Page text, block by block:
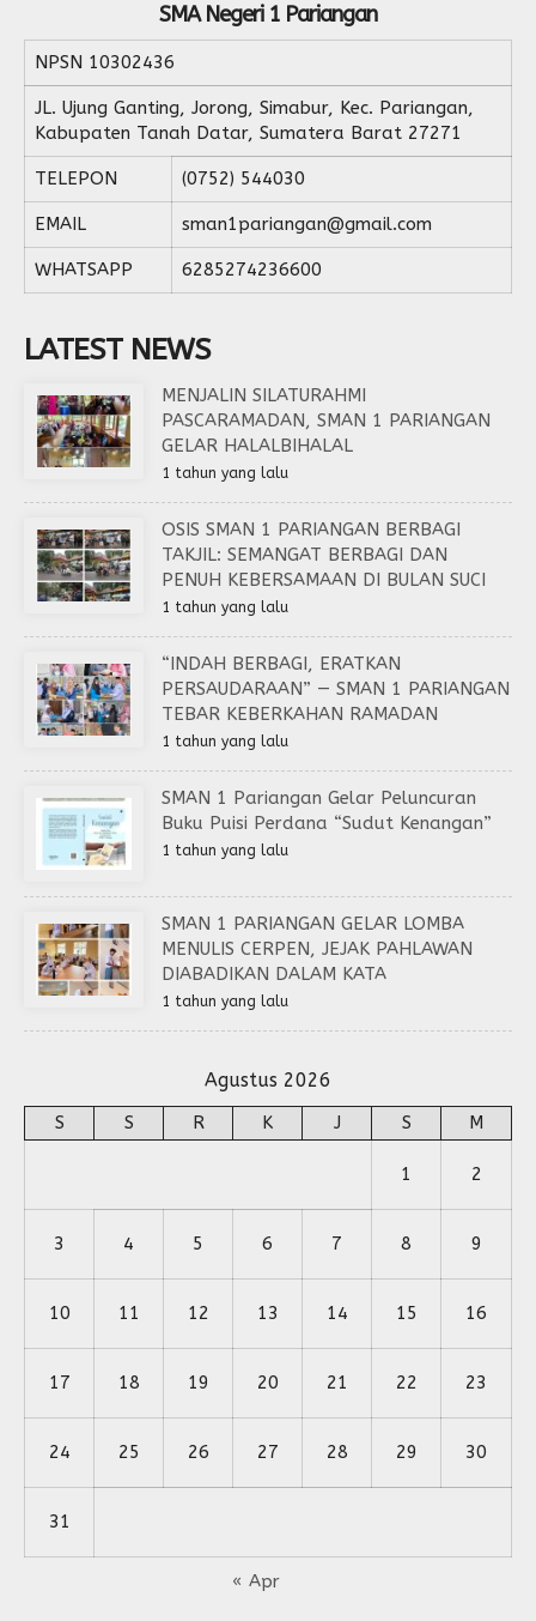
SMA Negeri 1 Pariangan
NPSN 10302436
JL. Ujung Ganting, Jorong, Simabur, Kec. Pariangan,
Kabupaten Tanah Datar, Sumatera Barat 27271
TELEPON (0752) 544030
EMAIL sman1pariangan@gmail.com
WHATSAPP 6285274236600
LATEST NEWS
MENJALIN SILATURAHMI
PASCARAMADAN, SMAN 1 PARIANGAN
GELAR HALALBIHALAL
1 tahun yang lalu
OSIS SMAN 1 PARIANGAN BERBAGI
TAKJIL: SEMANGAT BERBAGI DAN
PENUH KEBERSAMAAN DI BULAN SUCI
1 tahun yang lalu
“INDAH BERBAGI, ERATKAN
PERSAUDARAAN” — SMAN 1 PARIANGAN
TEBAR KEBERKAHAN RAMADAN
1 tahun yang lalu
SMAN 1 Pariangan Gelar Peluncuran
Buku Puisi Perdana “Sudut Kenangan”
1 tahun yang lalu
SMAN 1 PARIANGAN GELAR LOMBA
MENULIS CERPEN, JEJAK PAHLAWAN
DIABADIKAN DALAM KATA
1 tahun yang lalu
Agustus 2026
S S R K J S M
1 2
3 4 5 6 7 8 9
10 11 12 13 14 15 16
17 18 19 20 21 22 23
24 25 26 27 28 29 30
31
« Apr